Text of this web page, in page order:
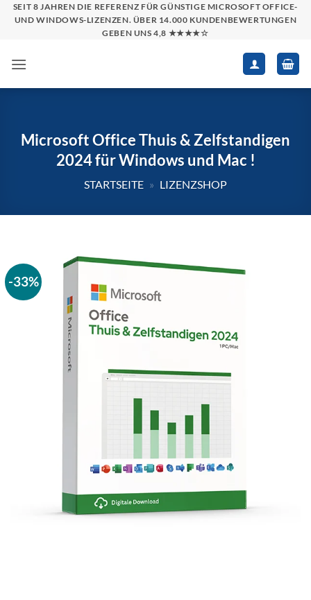
Zum
Inhalt
SEIT 8 JAHREN DIE REFERENZ FÜR GÜNSTIGE MICROSOFT OFFICE-
UND WINDOWS-LIZENZEN. ÜBER 14.000 KUNDENBEWERTUNGEN
GEBEN UNS 4,8 ★★★★☆
Microsoft Office Thuis & Zelfstandigen
2024 für Windows und Mac !
STARTSEITE » LIZENZSHOP
-33%